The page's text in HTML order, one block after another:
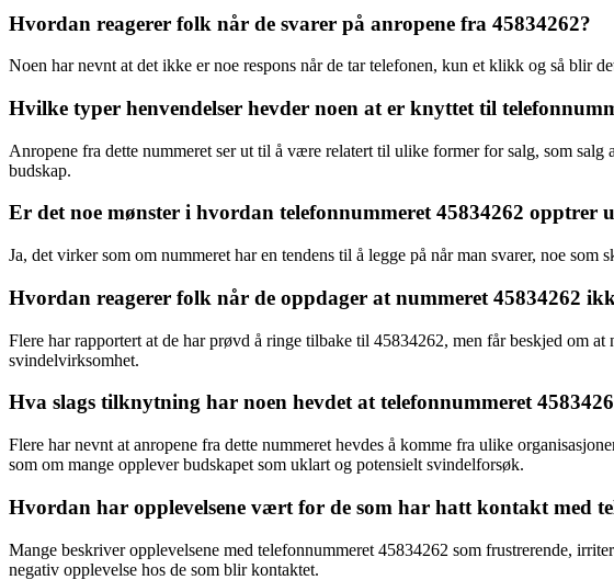
Hvordan reagerer folk når de svarer på anropene fra 45834262?
Noen har nevnt at det ikke er noe respons når de tar telefonen, kun et klikk og så blir
Hvilke typer henvendelser hevder noen at er knyttet til
Anropene fra dette nummeret ser ut til å være relatert til ulike former for salg, som
budskap.
Er det noe mønster i hvordan telefonnummeret 45834262 opptrer
Ja, det virker som om nummeret har en tendens til å legge på når man svarer, noe
Hvordan reagerer folk når de oppdager at nummeret 45834262
Flere har rapportert at de har prøvd å ringe tilbake til 45834262, men får beskjed om
svindelvirksomhet.
Hva slags tilknytning har noen hevdet at telefonnummeret
Flere har nevnt at anropene fra dette nummeret hevdes å komme fra ulike
som om mange opplever budskapet som uklart og potensielt svindelforsøk.
Hvordan har opplevelsene vært for de som har hatt kontakt med
Mange beskriver opplevelsene med telefonnummeret 45834262 som frustrerende,
negativ opplevelse hos de som blir kontaktet.